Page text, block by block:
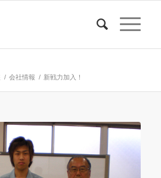
/ 会社情報 / 新戦力加入！